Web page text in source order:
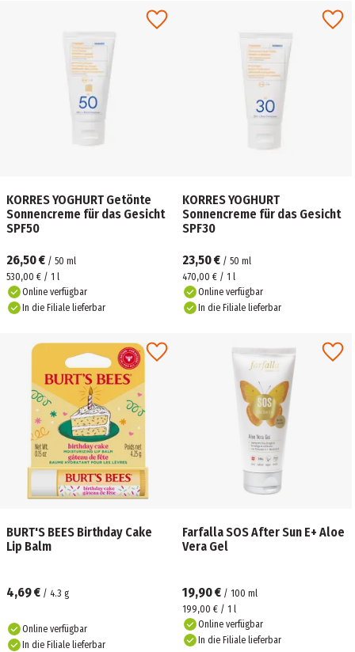
KORRES YOGHURT Getönte
Sonnencreme für das Gesicht
SPF50
26,50 € / 50 ml
530,00 € / 1 l
Online verfügbar
In die Filiale lieferbar
KORRES YOGHURT
Sonnencreme für das Gesicht
SPF30
23,50 € / 50 ml
470,00 € / 1 l
Online verfügbar
In die Filiale lieferbar
BURT'S BEES Birthday Cake
Lip Balm
4,69 € / 4.3 g
Online verfügbar
In die Filiale lieferbar
Farfalla SOS After Sun E+ Aloe
Vera Gel
19,90 € / 100 ml
199,00 € / 1 l
Online verfügbar
In die Filiale lieferbar